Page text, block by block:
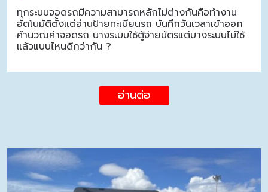
ทุกระบบจอดรถมีความสามารถหลักไม่ต่างกันคือทำงาน
อัตโนมัติตั้งแต่อ่านป้ายทะเบียนรถ บันทึกวันเวลาเข้าออก
คำนวณค่าจอดรถ บางระบบใช้ตู้จ่ายบัตรแต่บางระบบไม่ใช้
แล้วแบบไหนดีกว่ากัน ?
อ่านต่อ